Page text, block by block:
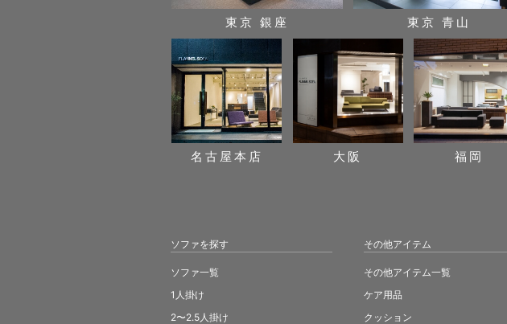
東京 銀座 東京 青山
名古屋本店 大阪 福岡
ソファを探す
ソファ一覧
1人掛け
2〜2.5人掛け
その他アイテム
その他アイテム一覧
ケア用品
クッション